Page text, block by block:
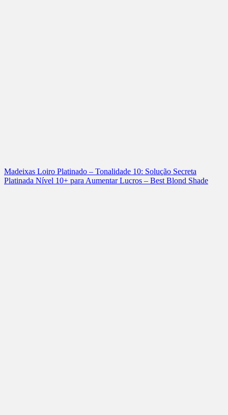
Madeixas Loiro Platinado – Tonalidade 10: Solução Secreta
Platinada Nível 10+ para Aumentar Lucros – Best Blond Shade